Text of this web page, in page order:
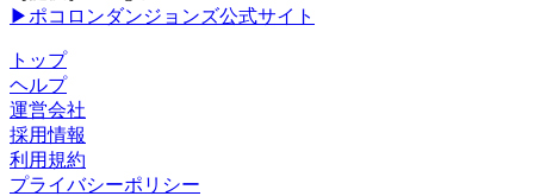
▶ポコロンダンジョンズ公式サイト
トップ
ヘルプ
運営会社
採用情報
利用規約
プライバシーポリシー